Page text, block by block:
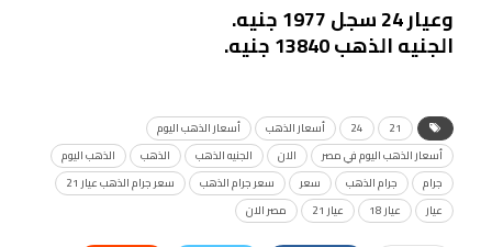
وعيار 24 سجل 1977 جنيه.
الجنيه الذهب 13840 جنيه.
21
24 أسعار الذهب
أسعار الذهب اليوم
أسعار الذهب اليوم في مصر
الان الجنيه الذهب الذهب
الذهب اليوم
جرام
جرام الذهب سعر سعر جرام الذهب
سعر جرام الذهب عيار 21
عيار
عيار 18 عيار 21 مصر الان